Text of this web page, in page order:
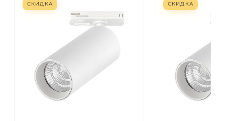
СКИДКА СКИДКА